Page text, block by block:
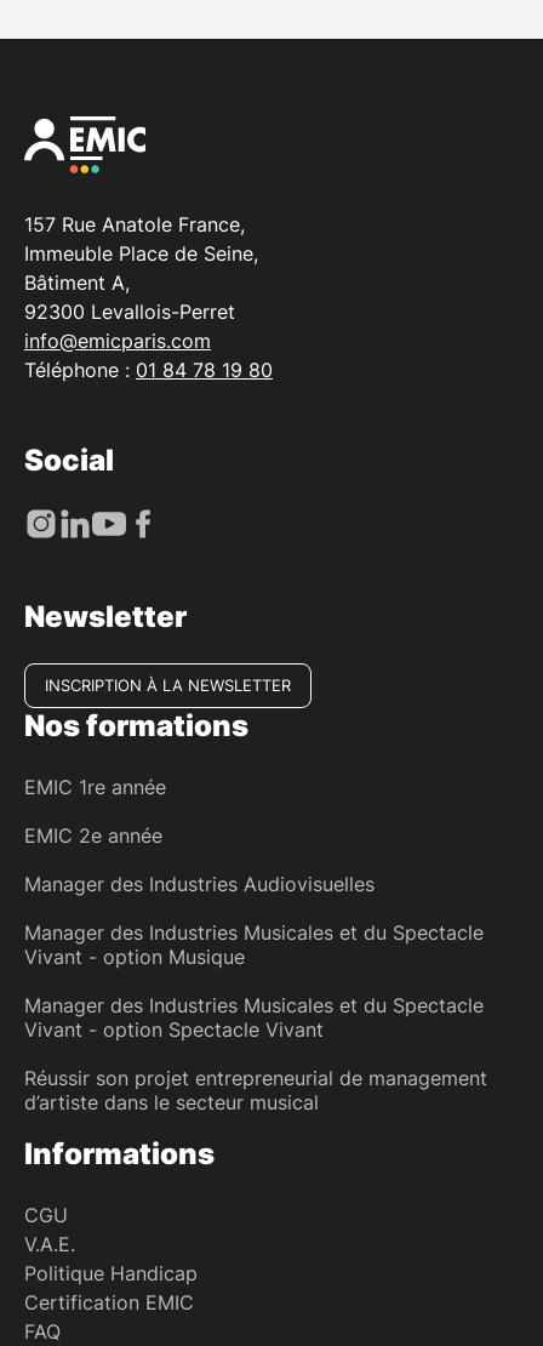
157 Rue Anatole France,
Immeuble Place de Seine,
Bâtiment A,
92300 Levallois-Perret
info@emicparis.com
Téléphone : 01 84 78 19 80
Social
Newsletter
INSCRIPTION À LA NEWSLETTER
Nos formations
EMIC 1re année
EMIC 2e année
Manager des Industries Audiovisuelles
Manager des Industries Musicales et du Spectacle
Vivant - option Musique
Manager des Industries Musicales et du Spectacle
Vivant - option Spectacle Vivant
Réussir son projet entrepreneurial de management
d’artiste dans le secteur musical
Informations
CGU
V.A.E.
Politique Handicap
Certification EMIC
FAQ